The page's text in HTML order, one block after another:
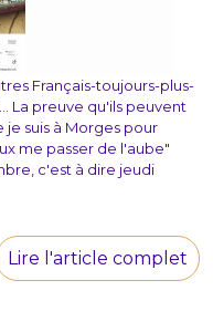
Français-toujours-plus-
La preuve qu'ils peuvent
suis à Morges pour
me passer de l'aube"
c'est à dire jeudi
Lire l'article complet